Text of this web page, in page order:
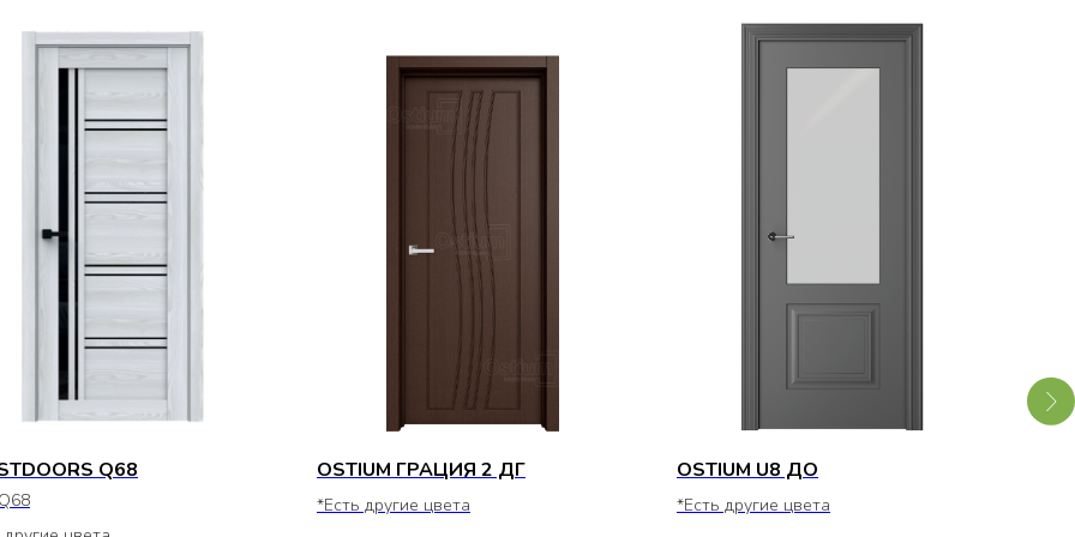
Q68
Q68
OSTIUM ГРАЦИЯ 2 ДГ
*Есть другие цвета
OSTIUM U8 ДО
*Есть другие цвета